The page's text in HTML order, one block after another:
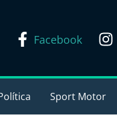
Facebook
Sport Motor